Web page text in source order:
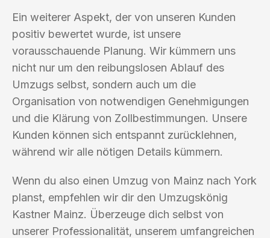
Ein weiterer Aspekt, der von unseren Kunden
positiv bewertet wurde, ist unsere
vorausschauende Planung. Wir kümmern uns
nicht nur um den reibungslosen Ablauf des
Umzugs selbst, sondern auch um die
Organisation von notwendigen Genehmigungen
und die Klärung von Zollbestimmungen. Unsere
Kunden können sich entspannt zurücklehnen,
während wir alle nötigen Details kümmern.
Wenn du also einen Umzug von Mainz nach York
planst, empfehlen wir dir den Umzugskönig
Kastner Mainz. Überzeuge dich selbst von
unserer Professionalität, unserem umfangreichen